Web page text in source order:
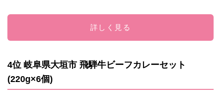
詳しく見る
4位 岐阜県大垣市 飛騨牛ビーフカレーセット
(220g×6個)